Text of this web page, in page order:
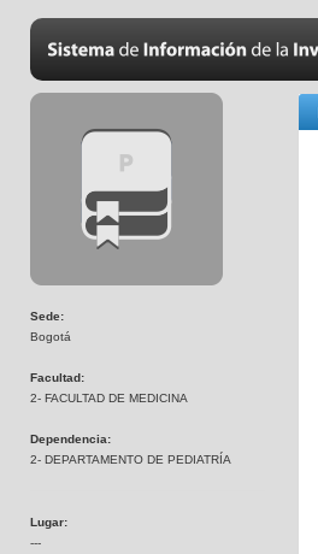
Sede:
Bogotá
Facultad:
2- FACULTAD DE MEDICINA
Dependencia:
2- DEPARTAMENTO DE PEDIATRÍA
Lugar:
---